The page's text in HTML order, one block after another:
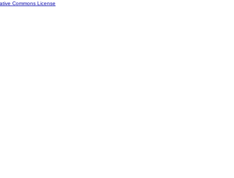
Commons License